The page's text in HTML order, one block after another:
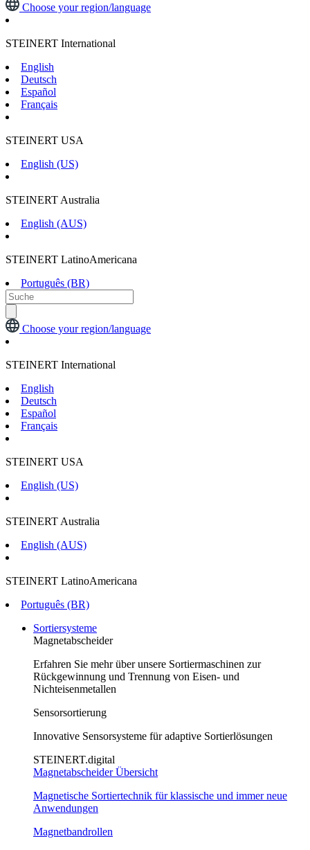
Choose your region/language
STEINERT International
English
Deutsch
Español
Français
STEINERT USA
English (US)
STEINERT Australia
English (AUS)
STEINERT LatinoAmericana
Português (BR)
Choose your region/language
STEINERT International
English
Deutsch
Español
Français
STEINERT USA
English (US)
STEINERT Australia
English (AUS)
STEINERT LatinoAmericana
Português (BR)
Sortiersysteme
Magnetabscheider
Erfahren Sie mehr über unsere Sortiermaschinen zur
Rückgewinnung und Trennung von Eisen- und
Nichteisenmetallen
Sensorsortierung
Innovative Sensorsysteme für adaptive Sortierlösungen
STEINERT.digital
Magnetabscheider Übersicht
Magnetische Sortiertechnik für klassische und immer neue
Anwendungen
Magnetbandrollen